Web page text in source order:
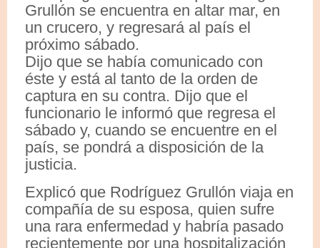
Grullón se encuentra en altar mar, en
un crucero, y regresará al país el
próximo sábado.
Dijo que se había comunicado con
éste y está al tanto de la orden de
captura en su contra. Dijo que el
funcionario le informó que regresa el
sábado y, cuando se encuentre en el
país, se pondrá a disposición de la
justicia.
Explicó que Rodríguez Grullón viaja en
compañía de su esposa, quien sufre
una rara enfermedad y habría pasado
recientemente por una hospitalización